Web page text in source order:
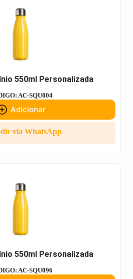
550ml Personalizada
AC-SQU004
Adicionar
via WhatsApp
550ml Personalizada
AC-SQU096